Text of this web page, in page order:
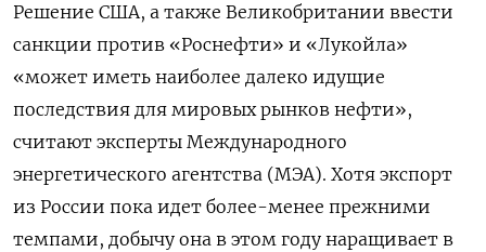
Решение США, а также Великобритании ввести
санкции против «Роснефти» и «Лукойла»
«может иметь наиболее далеко идущие
последствия для мировых рынков нефти»,
считают эксперты Международного
энергетического агентства (МЭА). Хотя экспорт
из России пока идет более-менее прежними
темпами, добычу она в этом году наращивает в